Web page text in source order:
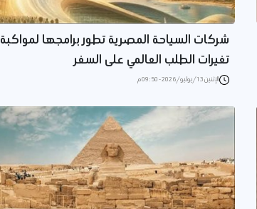
شركات السياحة المصرية تطور برامجها لمواكبة
تغيرات الطلب العالمي على السفر
الإثنين 13/يوليو/2026 - 09:50 م